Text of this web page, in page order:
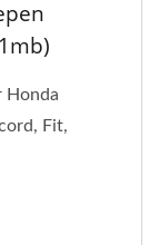
Honda
Fit,